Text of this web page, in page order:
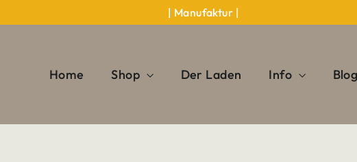
| Manufaktur |
Home Shop Der Laden Info Blog